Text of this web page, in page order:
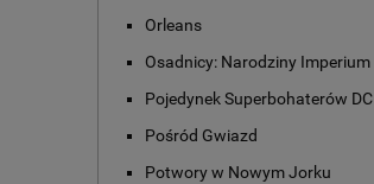
Orleans
Osadnicy: Narodziny Imperium
Pojedynek Superbohaterów DC
Pośród Gwiazd
Potwory w Nowym Jorku